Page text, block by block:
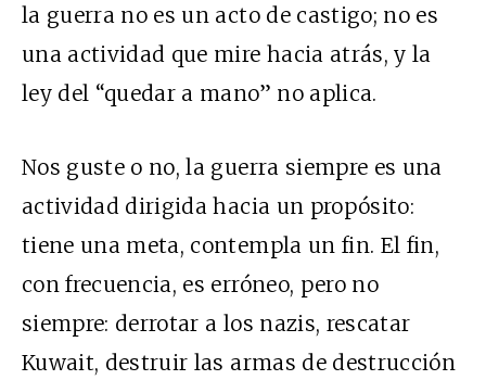
la guerra no es un acto de castigo; no es
una actividad que mire hacia atrás, y la
ley del “quedar a mano” no aplica.
Nos guste o no, la guerra siempre es una
actividad dirigida hacia un propósito:
tiene una meta, contempla un fin. El fin,
con frecuencia, es erróneo, pero no
siempre: derrotar a los nazis, rescatar
Kuwait, destruir las armas de destrucción